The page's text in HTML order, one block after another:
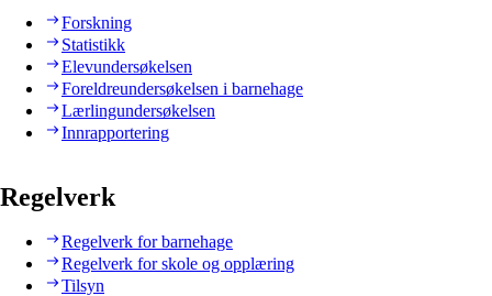
Forskning
Statistikk
Elevundersøkelsen
Foreldreundersøkelsen i barnehage
Lærlingundersøkelsen
Innrapportering
Regelverk
Regelverk for barnehage
Regelverk for skole og opplæring
Tilsyn